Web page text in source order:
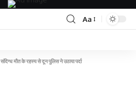
Aa
संदिग्ध मौत के रहस्य से दून पुलिस ने उठाया पर्दा